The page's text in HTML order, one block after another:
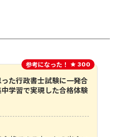
参考になった！ 300
た行政書士試験に一発合
学習で実現した合格体験